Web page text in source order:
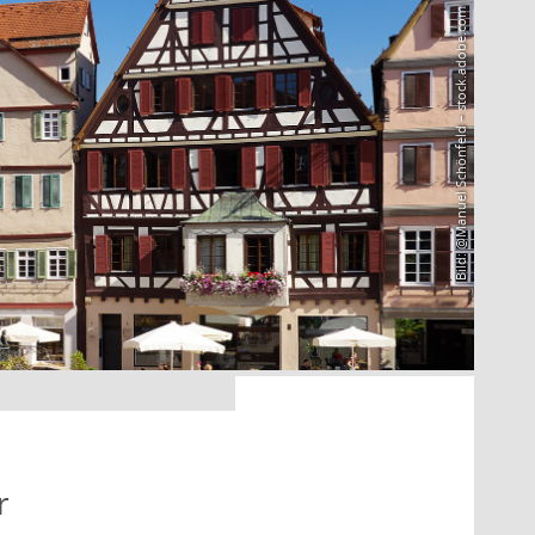
Bild: @Manuel Schönfeld – stock.adobe.com